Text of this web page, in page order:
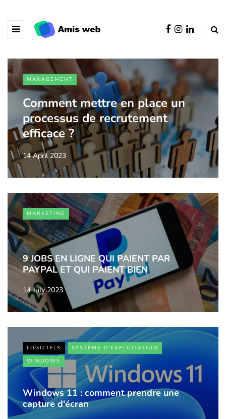
MANAGEMENT
Comment mettre en place un
processus de recrutement
efficace ?
14 April 2023
MARKETING
9 JOBS EN LIGNE QUI PAIENT PAR
PAYPAL ET QUI PAIENT BIEN
14 July 2023
LOGICIELS
SYSTÈME D'EXPLOITATION
WINDOWS
Windows 11 : comment prendre une
capture d'écran